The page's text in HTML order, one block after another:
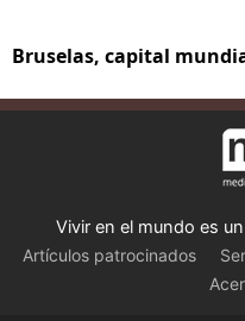
Bruselas, capital
Vivir en el mundo es
Artículos patrocinados